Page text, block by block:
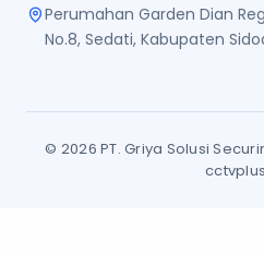
Perumahan Garden Dian
No.8, Sedati, Kabupaten
© 2026 PT. Griya Solusi